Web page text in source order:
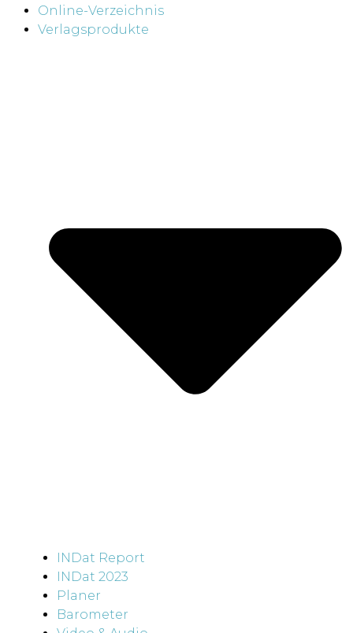
Online-Verzeichnis
Verlagsprodukte
INDat Report
INDat 2023
Planer
Barometer